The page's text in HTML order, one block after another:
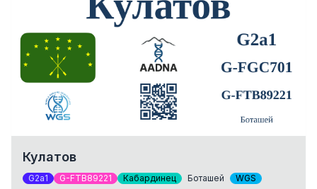
Кулатов
G2a1 G-FTB89221 Кабардинец Боташей
WGS